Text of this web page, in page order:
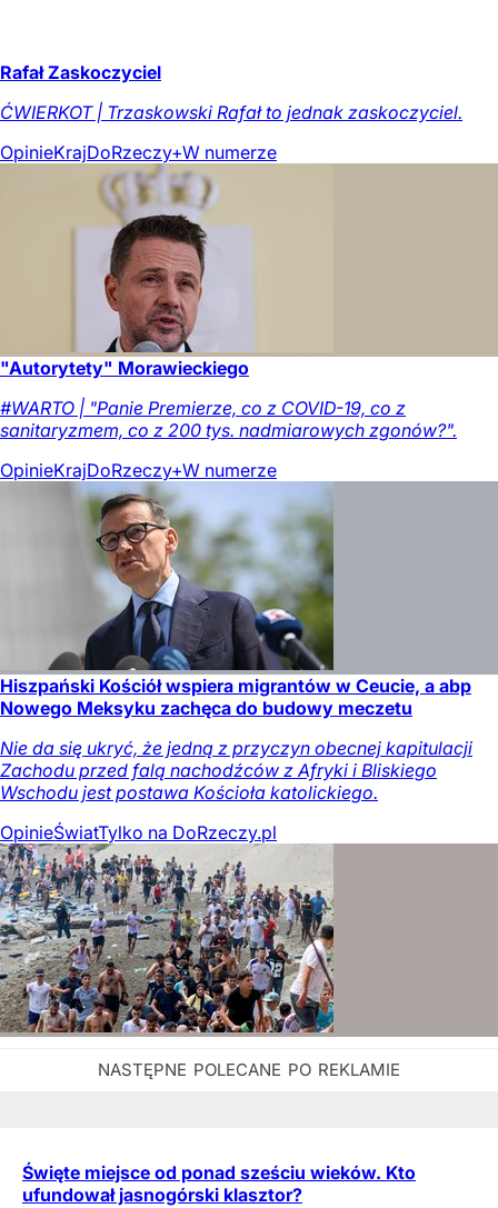
Rafał Zaskoczyciel
ĆWIERKOT | Trzaskowski Rafał to jednak zaskoczyciel.
OpinieKrajDoRzeczy+W numerze
"Autorytety" Morawieckiego
#WARTO | "Panie Premierze, co z COVID-19, co z
sanitaryzmem, co z 200 tys. nadmiarowych zgonów?".
OpinieKrajDoRzeczy+W numerze
Hiszpański Kościół wspiera migrantów w Ceucie, a abp
Nowego Meksyku zachęca do budowy meczetu
Nie da się ukryć, że jedną z przyczyn obecnej kapitulacji
Zachodu przed falą nachodźców z Afryki i Bliskiego
Wschodu jest postawa Kościoła katolickiego.
OpinieŚwiatTylko na DoRzeczy.pl
Święte miejsce od ponad sześciu wieków. Kto
ufundował jasnogórski klasztor?